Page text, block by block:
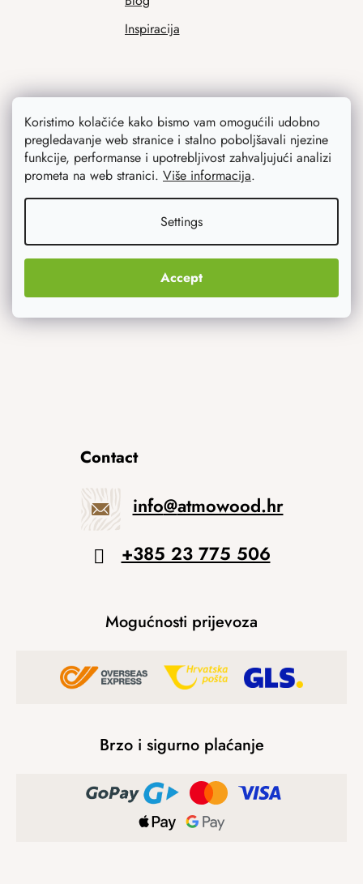
Koristimo kolačiće kako bismo vam omogućili udobno
pregledavanje web stranice i stalno poboljšavali njezine
funkcije, performanse i upotrebljivost zahvaljujući analizi
prometa na web stranici. Više informacija.
Settings
Accept
Inspiracija
Ono što vas najviše zanima
Originalni pokloni
Contact
info@atmowood.hr
+385 23 775 506
Mogućnosti prijevoza
Brzo i sigurno plaćanje